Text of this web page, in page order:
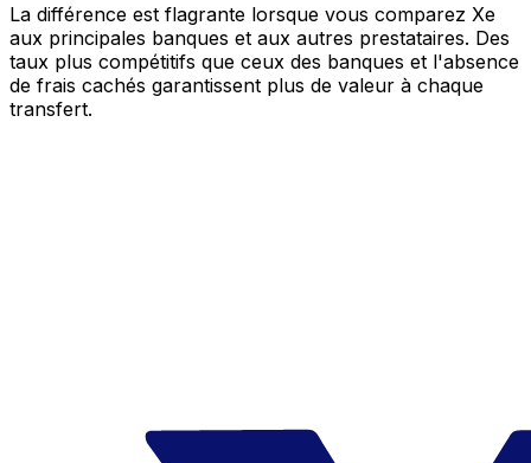
La différence est flagrante lorsque vous comparez Xe
aux principales banques et aux autres prestataires. Des
taux plus compétitifs que ceux des banques et l'absence
de frais cachés garantissent plus de valeur à chaque
transfert.